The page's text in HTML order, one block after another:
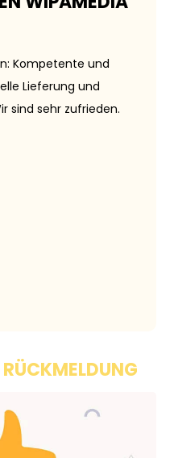
Kompetente und
Lieferung und
sind sehr zufrieden.
RÜCKMELDUNG